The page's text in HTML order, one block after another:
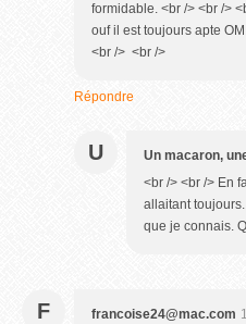
formidable. <br /> <br />
ouf il est toujours apte
<br /> <br />
Répondre
U Un macaron,
<br /> <br /> En
allaitant
que je connais.
F francoise24@mac.com